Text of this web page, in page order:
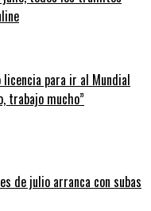
licencia para ir al Mundial
trabajo mucho”
de julio arranca con subas